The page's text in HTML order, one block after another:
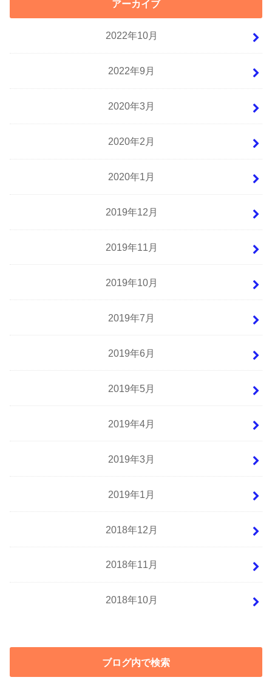
アーカイブ
2022年10月
2022年9月
2020年3月
2020年2月
2020年1月
2019年12月
2019年11月
2019年10月
2019年7月
2019年6月
2019年5月
2019年4月
2019年3月
2019年1月
2018年12月
2018年11月
2018年10月
ブログ内で検索